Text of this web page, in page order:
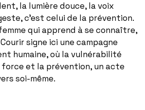
la lumière douce, la voix
c’est celui de la prévention.
qui apprend à se connaître,
signe ici une campagne
humaine, où la vulnérabilité
et la prévention, un acte
soi-même.